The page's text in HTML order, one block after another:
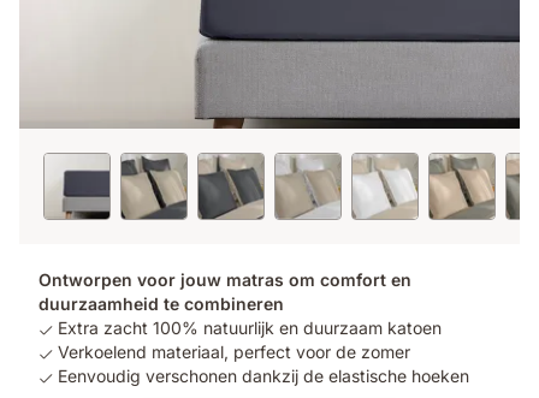
Ontworpen voor jouw matras om comfort en
duurzaamheid te combineren
Extra zacht 100% natuurlijk en duurzaam katoen
Verkoelend materiaal, perfect voor de zomer
Eenvoudig verschonen dankzij de elastische hoeken